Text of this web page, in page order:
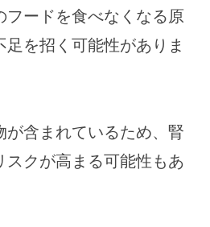
フードを食べなくなる原
を招く可能性がありま
が含まれているため、腎
スクが高まる可能性もあ